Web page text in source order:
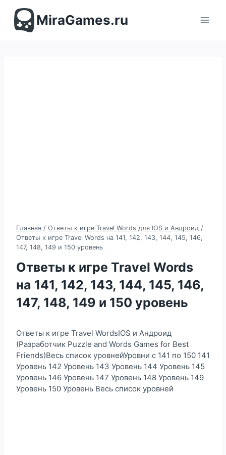
содержимомуMiraGames.ru
Главная / Ответы к игре Travel Words для IOS и Андроид /
Ответы к игре Travel Words на 141, 142, 143, 144, 145, 146,
147, 148, 149 и 150 уровень
Ответы к игре Travel Words
на 141, 142, 143, 144, 145, 146,
147, 148, 149 и 150 уровень
Ответы к игре Travel WordsIOS и Андроид
(Разработчик Puzzle and Words Games for Best
Friends)Весь список уровнейУровни с 141 по 150 141
Уровень 142 Уровень 143 Уровень 144 Уровень 145
Уровень 146 Уровень 147 Уровень 148 Уровень 149
Уровень 150 Уровень Весь список уровней